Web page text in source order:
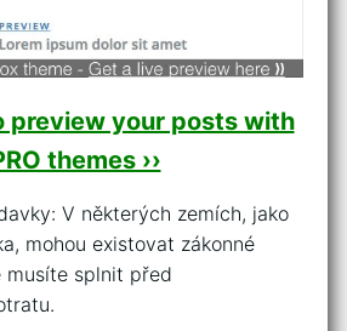
preview your posts with
themes ››
V některých zemích, jako
mohou existovat zákonné
musíte splnit před